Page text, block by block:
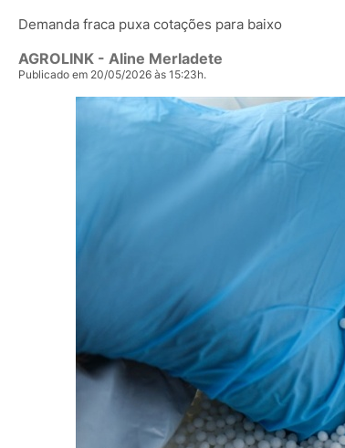
Demanda fraca puxa cotações para baixo
AGROLINK - Aline Merladete
Publicado em 20/05/2026 às 15:23h.